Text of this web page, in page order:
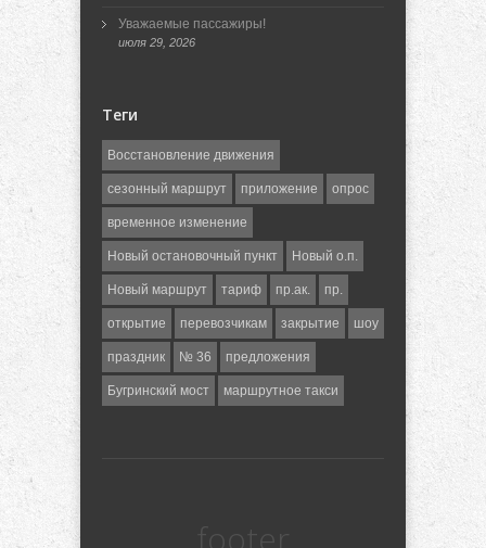
Уважаемые пассажиры!
июля 29, 2026
Теги
Восстановление движения
сезонный маршрут приложение опрос
временное изменение
Новый остановочный пункт Новый о.п.
Новый маршрут тариф пр.ак. пр.
открытие перевозчикам закрытие шоу
праздник № 36 предложения
Бугринский мост маршрутное такси